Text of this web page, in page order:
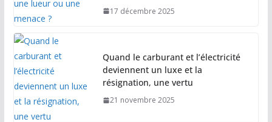
17 décembre 2025
Quand le carburant et l’électricité
deviennent un luxe et la
résignation, une vertu
21 novembre 2025